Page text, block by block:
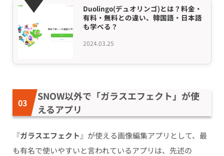
2024.03.25
Duolingo(デュオリンゴ)とは？料金・
有料・無料との違い、韓国語・日本語
も学べる？
SNOW以外で「ガラスエフェクト」が使
えるアプリ
『ガラスエフェクト 』が使える画像編集アプリとして、最
も有名で使いやすいと言われているアプリは、先述の